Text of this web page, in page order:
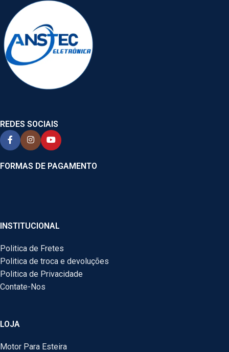
REDES SOCIAIS
FORMAS DE PAGAMENTO
INSTITUCIONAL
Politica de Fretes
Politica de troca e devoluções
Politica de Privacidade
Contate-Nos
LOJA
Motor Para Esteira